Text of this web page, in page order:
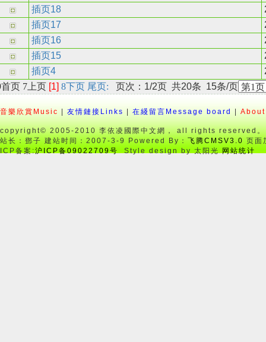
插页18
插页17
插页16
插页15
插页4
首页 7 上页 [1] 8下页 尾页: 页次： 1/2页 共20条 15条/页
音樂欣賞Music 友情鏈接Links 在綫留言Message board
copyright© 2005-2010 李依凌國際中文網， all rights reserved。
站长：鄧子 建站时间：2007-3-9 Powered By：飞腾CMSV3.0页面
ICP备案:沪ICP备09022709号 Style design by 太阳光 网站统计